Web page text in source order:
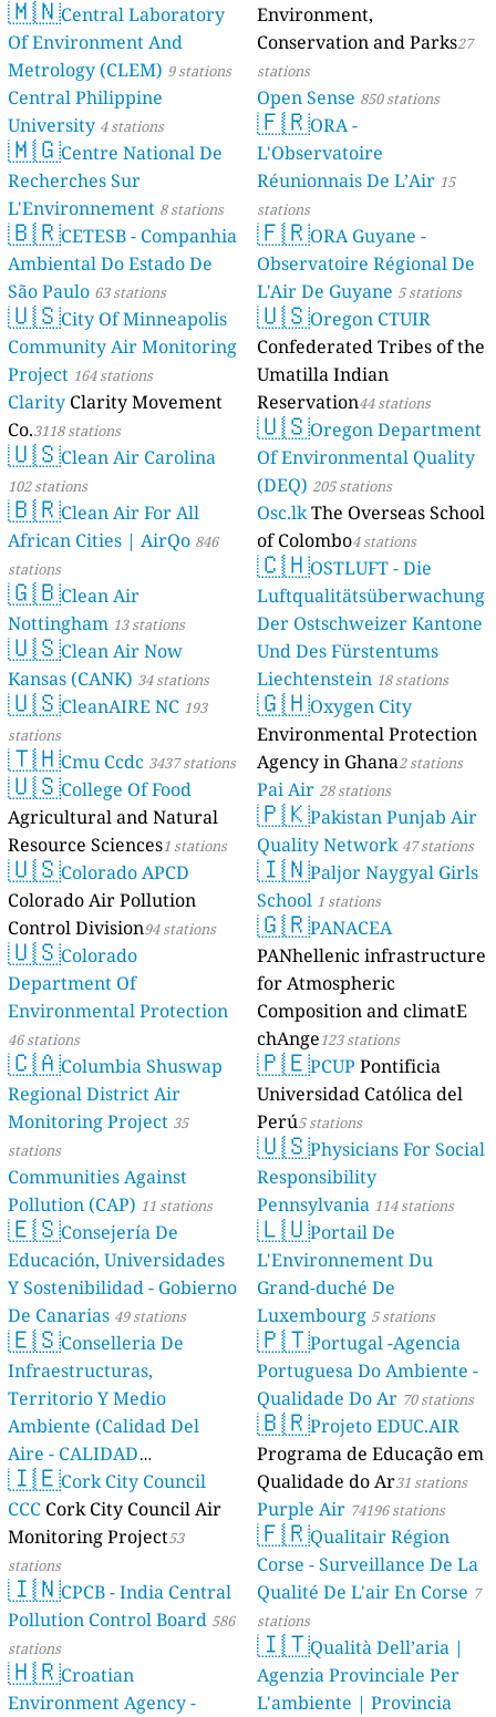
🇲🇳Central Laboratory
Of Environment And
Metrology (CLEM) 9 stations
Central Philippine
University 4 stations
🇲🇬Centre National De
Recherches Sur
L'Environnement 8 stations
🇧🇷CETESB - Companhia
Ambiental Do Estado De
São Paulo 63 stations
🇺🇸City Of Minneapolis
Community Air Monitoring
Project 164 stations
Clarity Clarity Movement
Co.3118 stations
🇺🇸Clean Air Carolina
102 stations
🇧🇷Clean Air For All
African Cities | AirQo 846
stations
🇬🇧Clean Air
Nottingham 13 stations
🇺🇸Clean Air Now
Kansas (CANK) 34 stations
🇺🇸CleanAIRE NC 193
stations
🇹🇭Cmu Ccdc 3437 stations
🇺🇸College Of Food
Agricultural and Natural
Resource Sciences1 stations
🇺🇸Colorado APCD
Colorado Air Pollution
Control Division94 stations
🇺🇸Colorado
Department Of
Environmental Protection
46 stations
🇨🇦Columbia Shuswap
Regional District Air
Monitoring Project 35
stations
Communities Against
Pollution (CAP) 11 stations
🇪🇸Consejería De
Educación, Universidades
Y Sostenibilidad - Gobierno
De Canarias 49 stations
🇪🇸Conselleria De
Infraestructuras,
Territorio Y Medio
Ambiente (Calidad Del
Aire - CALIDAD
AMBIENTAL) 23 stations
🇮🇪Cork City Council
CCC Cork City Council Air
Monitoring Project53
stations
🇮🇳CPCB - India Central
Pollution Control Board 586
stations
🇭🇷Croatian
Environment Agency -
Environment,
Conservation and Parks27
stations
Open Sense 850 stations
🇫🇷ORA -
L'Observatoire
Réunionnais De L’Air 15
stations
🇫🇷ORA Guyane -
Observatoire Régional De
L'Air De Guyane 5 stations
🇺🇸Oregon CTUIR
Confederated Tribes of the
Umatilla Indian
Reservation44 stations
🇺🇸Oregon Department
Of Environmental Quality
(DEQ) 205 stations
Osc.lkThe Overseas School
of Colombo4 stations
🇨🇭OSTLUFT - Die
Luftqualitätsüberwachung
Der Ostschweizer Kantone
Und Des Fürstentums
Liechtenstein 18 stations
🇬🇭Oxygen City
Environmental Protection
Agency in Ghana2 stations
Pai Air 28 stations
🇵🇰Pakistan Punjab Air
Quality Network 47 stations
🇮🇳Paljor Naygyal Girls
School 1 stations
🇬🇷PANACEA
PANhellenic infrastructure
for Atmospheric
Composition and climatE
chAnge123 stations
🇵🇪PCUP Pontificia
Universidad Católica del
Perú5 stations
🇺🇸Physicians For Social
Responsibility
Pennsylvania 114 stations
🇱🇺Portail De
L'Environnement Du
Grand-duché De
Luxembourg 5 stations
🇵🇹Portugal -Agencia
Portuguesa Do Ambiente -
Qualidade Do Ar 70 stations
🇧🇷Projeto EDUC.AIR
Programa de Educação em
Qualidade do Ar31 stations
Purple Air 74196 stations
🇫🇷Qualitair Région
Corse - Surveillance De La
Qualité De L'air En Corse 7
stations
🇮🇹Qualità Dell’aria |
Agenzia Provinciale Per
L'ambiente | Provincia